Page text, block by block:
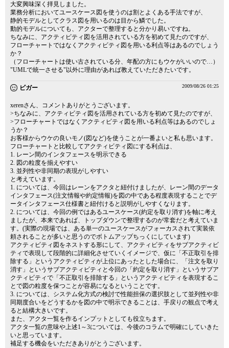
大変興味深く拝見しました。
業務分析においてユースケース図を使うのは割とよくある手法ですが、
静的モデルとしてクラス図を用いるのは目から鱗でした。
動的モデルについても、アクターで整理すると分かり易いですね。
ちなみに、アクティビティ図を活用されている方を初めて見たのですが、
フローチャートではなくアクティビティ図を用いる利点等はあるのでしょう
か？
（フローチャートは使い古されている分、年配の方にもウケがいいので…）
"UMLで統一させる"以外に理由があれば教えていただきたいです。
ビガー 2009/08/26 01:25
xerenさん、コメントありがとうございます。
>ちなみに、アクティビティ図を活用されている方を初めて見たのですが、
>フローチャートではなくアクティビティ図を用いる利点等はあるのでしょ
うか？
お客様からウケの良いモノ(図など)を使うことが一番よいと私も思います。
フローチャートと比較してアクティビティ図にする利点は、
1. レーン間のインタフェースを明示できる
2. 図の粒度を揃えやすい
3. 並列性や非同期の表現がしやすい
と考えています。
1. については、今回はレーンをアクタと紐付けましたが、レーン間のデータ
インタフェース(注文情報や約定情報)を図の中である程度表現することでデ
ータインタフェース仕様書と紐付けると説明がしやすくなります。
2. については、今回の例ではあるユースケース(約定を取り消す)を軸に考え
ましたが、本来であれば、トップダウンで整理するのが常套だと考えていま
す。(実際の現場では、ある単一のユースケースがフォーカスされて実装依
頼されることが多いと思うのでボトムアップちっくにしています)
アクティビティ図をネストする形にして、アクティビティをサブアクティビ
ティで表現して段階的に詳細化させていくイメージで、仮に「不正取引を排
除する」というアクティビティが上位にあったとした場合に、「注文を取り
消す」というサブアクティビティと今回の「約定を取り消す」というサブア
クティビティで「不正取引を排除する」というアクティビティを表現するこ
とで図の粒度を保つことが容易になるということです。
3. については、システム化方式の検討で性能担保の選択肢として並列性や非
同期度合いをどうするかを図の中で明示できることは、手戻りの観点で考え
ると結構大きいです。
また、アクタ一覧を作るインプットとしても役立ちます。
アクタ一覧の意味や上述1～3については、今後のコラムで明確にしていきた
いと思っています。
補足する機会をいただきありがとうございます。